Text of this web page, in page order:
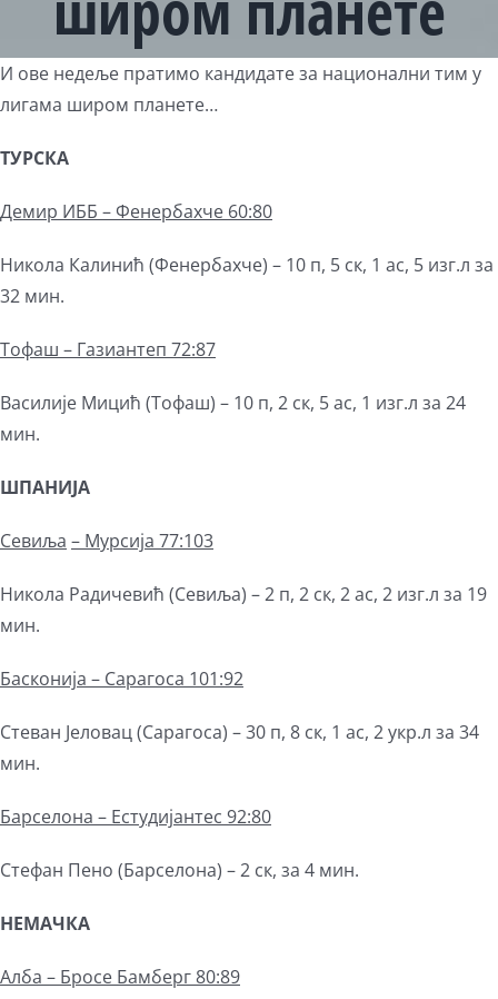
View
Larger
И ове недеље пратимо кандидате за национални тим у
лигама широм планете…
ТУРСКА
Демир ИББ – Фенербахче 60:80
Никола Калинић (Фенербахче) – 10 п, 5 ск, 1 ас, 5 изг.л за
32 мин.
Тофаш – Газиантеп 72:87
Василије Мицић (Тофаш) – 10 п, 2 ск, 5 ас, 1 изг.л за 24
мин.
ШПАНИЈА
Севиља – Мурсија 77:103
Никола Радичевић (Севиља) – 2 п, 2 ск, 2 ас, 2 изг.л за 19
мин.
Басконија – Сарагоса 101:92
Стеван Јеловац (Сарагоса) – 30 п, 8 ск, 1 ас, 2 укр.л за 34
мин.
Барселона – Естудијантес 92:80
Стефан Пено (Барселона) – 2 ск, за 4 мин.
НЕМАЧКА
Алба – Бросе Бамберг 80:89